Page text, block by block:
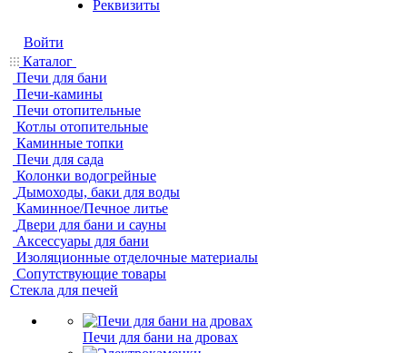
Реквизиты
Войти
Каталог
Печи для бани
Печи-камины
Печи отопительные
Котлы отопительные
Каминные топки
Печи для сада
Колонки водогрейные
Дымоходы, баки для воды
Каминное/Печное литье
Двери для бани и сауны
Аксессуары для бани
Изоляционные отделочные материалы
Сопутствующие товары
Стекла для печей
Печи для бани на дровах